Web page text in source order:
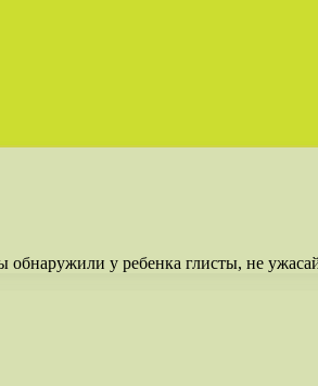
у ребенка глисты, не